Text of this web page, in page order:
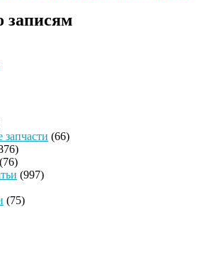
записям
(66)
(76)
(997)
(75)